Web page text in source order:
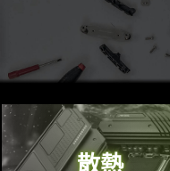
散熱